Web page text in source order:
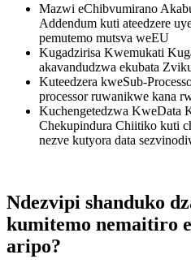
Mazwi eChibvumirano
Addendum kuti ateedzere
pemutemo mutsva weEU
Kugadzirisa Kwemukati
akavandudzwa ekubata
Kuteedzera kweSub-
processor ruwanikwe kana
Kuchengetedzwa KweData
Chekupindura Chiitiko kuti
nezve kutyora data
Ndezvipi shanduko
kumitemo nemaitiro
aripo?